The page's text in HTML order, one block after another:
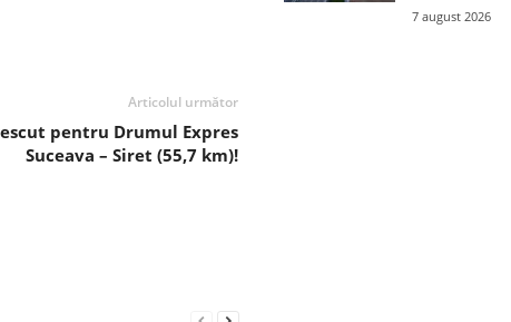
Articolul următor
pentru Drumul Expres
Suceava – Siret (55,7 km)!
7 august 2026